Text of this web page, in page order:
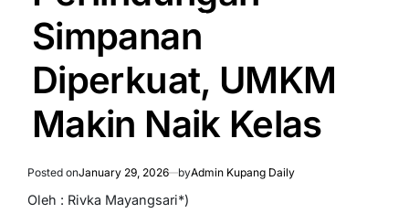
Simpanan
Diperkuat, UMKM
Makin Naik Kelas
Posted onJanuary 29, 2026 byAdmin Kupang Daily
Oleh : Rivka Mayangsari*)